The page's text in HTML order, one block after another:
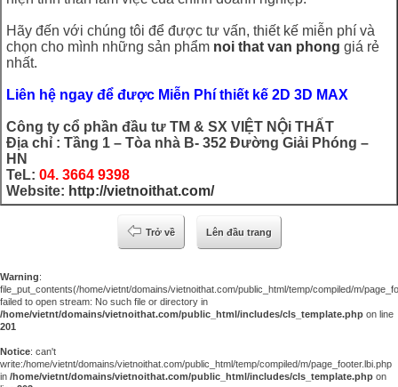
Hãy đến với chúng tôi để được tư vấn, thiết kế miễn phí và
chọn cho mình những sản phẩm noi that van phong giá rẻ
nhất.
Liên hệ ngay để được Miễn Phí thiết kế 2D 3D MAX
Công ty cổ phần đầu tư TM & SX VIỆT NỘi THẤT
Địa chỉ : Tầng 1 – Tòa nhà B- 352 Đường Giải Phóng –
HN
TeL: 04. 3664 9398
Website: http://vietnoithat.com/
Trở về Lên đầu trang
Warning:
file_put_contents(/home/vietnt/domains/vietnoithat.com/public_html/temp/compiled/m/
failed to open stream: No such file or directory in
/home/vietnt/domains/vietnoithat.com/public_html/includes/cls_template.php on line
201
Notice: can't
write:/home/vietnt/domains/vietnoithat.com/public_html/temp/compiled/m/page_footer.lbi.php
in /home/vietnt/domains/vietnoithat.com/public_html/includes/cls_template.php on